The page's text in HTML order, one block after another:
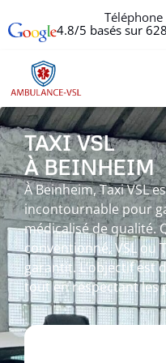
Téléphone
4.8/5 basés sur
TAXI VSL
À BEINHEIM
À Beinheim, Taxi VSL
incontournable pour
médicalisé de qualité.
conventionné, VSL ou
garantit. L’objectif est
tout en respectant les